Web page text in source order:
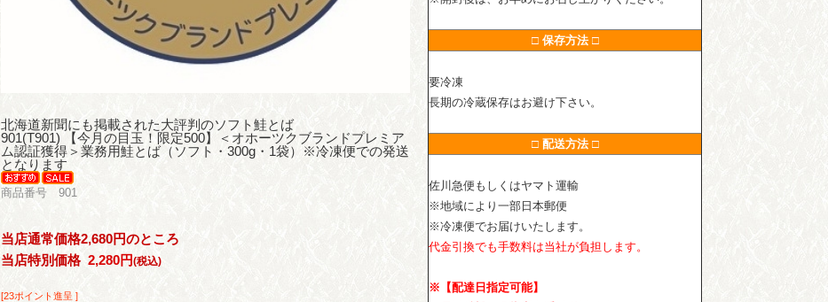
北海道新聞にも掲載された大評判のソフト鮭とば
901(T901) 【今月の目玉！限定500】＜オホーツクブランドプレミア
ム認証獲得＞業務用鮭とば（ソフト・300g・1袋）※冷凍便での発送
となります
商品番号 901
当店通常価格2,680円のところ
当店特別価格 2,280円(税込)
[23ポイント進呈 ]
□ 保存方法 □
要冷凍
長期の冷蔵保存はお避け下さい。
□ 配送方法 □
佐川急便もしくはヤマト運輸
※地域により一部日本郵便
※冷凍便でお届けいたします。
代金引換でも手数料は当社が負担します。
※【配達日指定可能】